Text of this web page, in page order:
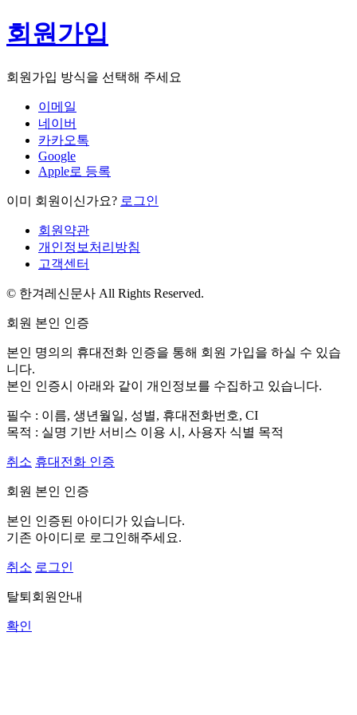
회원가입
회원가입 방식을 선택해 주세요
이메일
네이버
카카오톡
Google
Apple로 등록
이미 회원이신가요? 로그인
회원약관
개인정보처리방침
고객센터
© 한겨레신문사 All Rights Reserved.
회원 본인 인증
본인 명의의 휴대전화 인증을 통해 회원 가입을 하실 수 있습
니다.
본인 인증시 아래와 같이 개인정보를 수집하고 있습니다.
필수 : 이름, 생년월일, 성별, 휴대전화번호, CI
목적 : 실명 기반 서비스 이용 시, 사용자 식별 목적
취소 휴대전화 인증
회원 본인 인증
본인 인증된 아이디가 있습니다.
기존 아이디로 로그인해주세요.
취소 로그인
탈퇴회원안내
확인